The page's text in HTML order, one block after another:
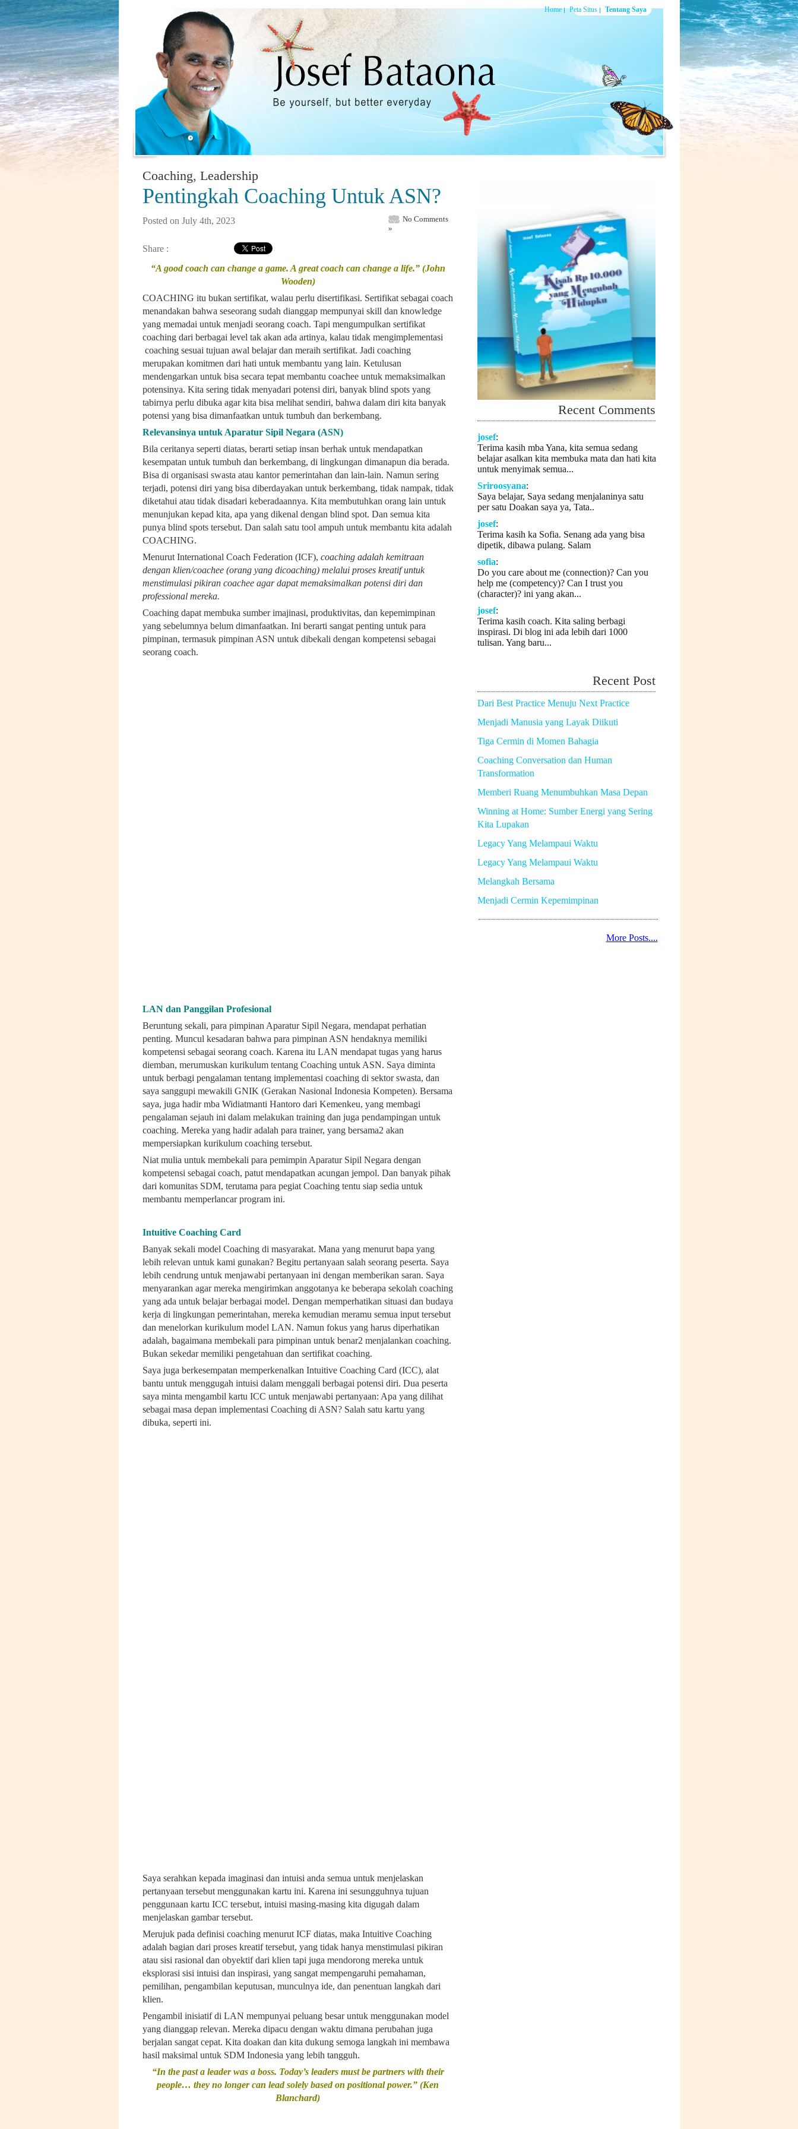
Home Peta Situs Tentang Saya
Coaching, Leadership
Pentingkah Coaching Untuk ASN?
Posted on July 4th, 2023
No Comments
»
Share :
“A good coach can change a game. A great coach can change a life.” (John
Wooden)
COACHING itu bukan sertifikat, walau perlu disertifikasi. Sertifikat sebagai coach
menandakan bahwa seseorang sudah dianggap mempunyai skill dan knowledge
yang memadai untuk menjadi seorang coach. Tapi mengumpulkan sertifikat
coaching dari berbagai level tak akan ada artinya, kalau tidak mengimplementasi
coaching sesuai tujuan awal belajar dan meraih sertifikat. Jadi coaching
merupakan komitmen dari hati untuk membantu yang lain. Ketulusan
mendengarkan untuk bisa secara tepat membantu coachee untuk memaksimalkan
potensinya. Kita sering tidak menyadari potensi diri, banyak blind spots yang
tabirnya perlu dibuka agar kita bisa melihat sendiri, bahwa dalam diri kita banyak
potensi yang bisa dimanfaatkan untuk tumbuh dan berkembang.
Relevansinya untuk Aparatur Sipil Negara (ASN)
Bila ceritanya seperti diatas, berarti setiap insan berhak untuk mendapatkan
kesempatan untuk tumbuh dan berkembang, di lingkungan dimanapun dia berada.
Bisa di organisasi swasta atau kantor pemerintahan dan lain-lain. Namun sering
terjadi, potensi diri yang bisa diberdayakan untuk berkembang, tidak nampak, tidak
diketahui atau tidak disadari keberadaannya. Kita membutuhkan orang lain untuk
menunjukan kepad kita, apa yang dikenal dengan blind spot. Dan semua kita
punya blind spots tersebut. Dan salah satu tool ampuh untuk membantu kita adalah
COACHING.
Menurut International Coach Federation (ICF), coaching adalah kemitraan
dengan klien/coachee (orang yang dicoaching) melalui proses kreatif untuk
menstimulasi pikiran coachee agar dapat memaksimalkan potensi diri dan
professional mereka.
Coaching dapat membuka sumber imajinasi, produktivitas, dan kepemimpinan
yang sebelumnya belum dimanfaatkan. Ini berarti sangat penting untuk para
pimpinan, termasuk pimpinan ASN untuk dibekali dengan kompetensi sebagai
seorang coach.
LAN dan Panggilan Profesional
Beruntung sekali, para pimpinan Aparatur Sipil Negara, mendapat perhatian
penting. Muncul kesadaran bahwa para pimpinan ASN hendaknya memiliki
kompetensi sebagai seorang coach. Karena itu LAN mendapat tugas yang harus
diemban, merumuskan kurikulum tentang Coaching untuk ASN. Saya diminta
untuk berbagi pengalaman tentang implementasi coaching di sektor swasta, dan
saya sanggupi mewakili GNIK (Gerakan Nasional Indonesia Kompeten). Bersama
saya, juga hadir mba Widiatmanti Hantoro dari Kemenkeu, yang membagi
pengalaman sejauh ini dalam melakukan training dan juga pendampingan untuk
coaching. Mereka yang hadir adalah para trainer, yang bersama2 akan
mempersiapkan kurikulum coaching tersebut.
Niat mulia untuk membekali para pemimpin Aparatur Sipil Negara dengan
kompetensi sebagai coach, patut mendapatkan acungan jempol. Dan banyak pihak
dari komunitas SDM, terutama para pegiat Coaching tentu siap sedia untuk
membantu memperlancar program ini.
Intuitive Coaching Card
Banyak sekali model Coaching di masyarakat. Mana yang menurut bapa yang
lebih relevan untuk kami gunakan? Begitu pertanyaan salah seorang peserta. Saya
lebih cendrung untuk menjawabi pertanyaan ini dengan memberikan saran. Saya
menyarankan agar mereka mengirimkan anggotanya ke beberapa sekolah coaching
yang ada untuk belajar berbagai model. Dengan memperhatikan situasi dan budaya
kerja di lingkungan pemerintahan, mereka kemudian meramu semua input tersebut
dan menelorkan kurikulum model LAN. Namun fokus yang harus diperhatikan
adalah, bagaimana membekali para pimpinan untuk benar2 menjalankan coaching.
Bukan sekedar memiliki pengetahuan dan sertifikat coaching.
Saya juga berkesempatan memperkenalkan Intuitive Coaching Card (ICC), alat
bantu untuk menggugah intuisi dalam menggali berbagai potensi diri. Dua peserta
saya minta mengambil kartu ICC untuk menjawabi pertanyaan: Apa yang dilihat
sebagai masa depan implementasi Coaching di ASN? Salah satu kartu yang
dibuka, seperti ini.
Saya serahkan kepada imaginasi dan intuisi anda semua untuk menjelaskan
pertanyaan tersebut menggunakan kartu ini. Karena ini sesungguhnya tujuan
penggunaan kartu ICC tersebut, intuisi masing-masing kita digugah dalam
menjelaskan gambar tersebut.
Merujuk pada definisi coaching menurut ICF diatas, maka Intuitive Coaching
adalah bagian dari proses kreatif tersebut, yang tidak hanya menstimulasi pikiran
atau sisi rasional dan obyektif dari klien tapi juga mendorong mereka untuk
eksplorasi sisi intuisi dan inspirasi, yang sangat mempengaruhi pemahaman,
pemilihan, pengambilan keputusan, munculnya ide, dan penentuan langkah dari
klien.
Pengambil inisiatif di LAN mempunyai peluang besar untuk menggunakan model
yang dianggap relevan. Mereka dipacu dengan waktu dimana perubahan juga
berjalan sangat cepat. Kita doakan dan kita dukung semoga langkah ini membawa
hasil maksimal untuk SDM Indonesia yang lebih tangguh.
“In the past a leader was a boss. Today’s leaders must be partners with their
people… they no longer can lead solely based on positional power.” (Ken
Blanchard)
Recent Comments
josef:
Terima kasih mba Yana, kita semua sedang
belajar asalkan kita membuka mata dan hati kita
untuk menyimak semua...
Sriroosyana:
Saya belajar, Saya sedang menjalaninya satu
per satu Doakan saya ya, Tata..
josef:
Terima kasih ka Sofia. Senang ada yang bisa
dipetik, dibawa pulang. Salam
sofia:
Do you care about me (connection)? Can you
help me (competency)? Can I trust you
(character)? ini yang akan...
josef:
Terima kasih coach. Kita saling berbagi
inspirasi. Di blog ini ada lebih dari 1000
tulisan. Yang baru...
Recent Post
Dari Best Practice Menuju Next Practice
Menjadi Manusia yang Layak Diikuti
Tiga Cermin di Momen Bahagia
Coaching Conversation dan Human
Transformation
Memberi Ruang Menumbuhkan Masa Depan
Winning at Home: Sumber Energi yang Sering
Kita Lupakan
Legacy Yang Melampaui Waktu
Legacy Yang Melampaui Waktu
Melangkah Bersama
Menjadi Cermin Kepemimpinan
More Posts....